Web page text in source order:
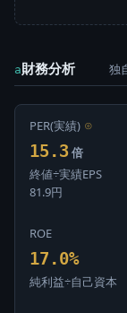
a財務分析 独
PER(実績) ⊙
15.3 倍
終値÷実績EPS
81.9円
ROE
17.0%
純利益÷自己資本